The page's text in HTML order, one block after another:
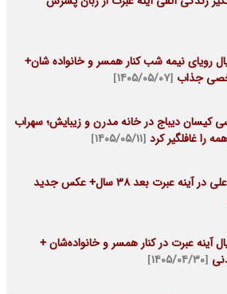
رویای نیمه شب کنار همسر و خانواده شان+
جذاب [۱۴۰۵/۰۵/۰۷]
کیسان دیباج در خانه مدرن و زیبایش؛ سهراب
را غافلگیر کرد [۱۴۰۵/۰۵/۱۱]
بازیگر نقش علی در آینه عبرت بعد 38 سال+ عکس جدید
آینه عبرت در کنار همسر و خانواده‌شان +
[۱۴۰۵/۰۴/۳۰]